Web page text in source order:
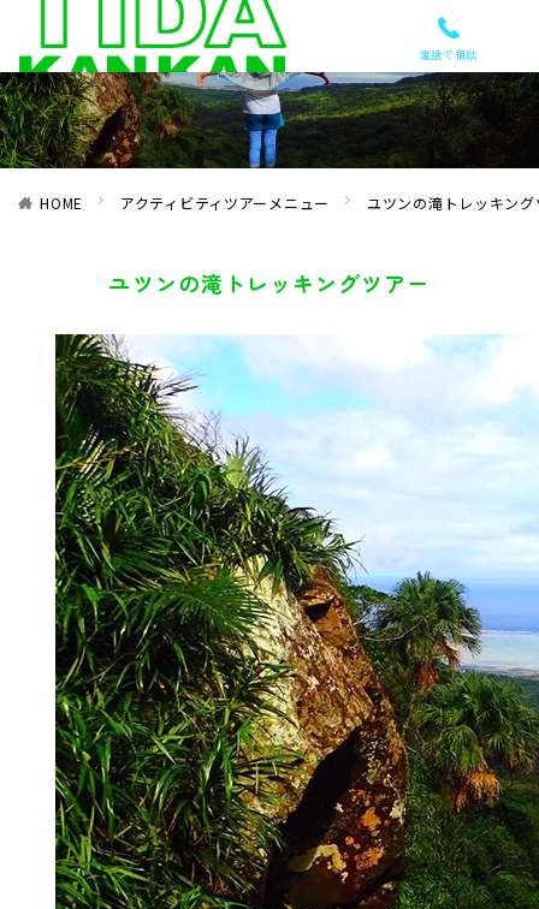
電話で相談
HOME アクティビティツアーメニュー ユツンの滝トレッキング
ユツンの滝トレッキングツアー